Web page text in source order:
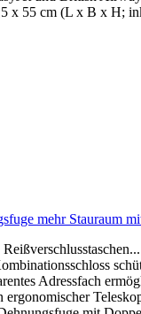
x 55 cm (L x B x H;
mehr Stauraum
Adressfach